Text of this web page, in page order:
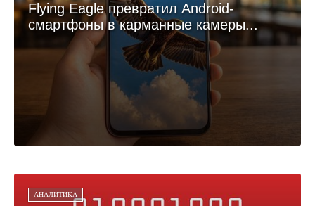
Flying Eagle превратил Android-
смартфоны в карманные камеры...
АНАЛИТИКА